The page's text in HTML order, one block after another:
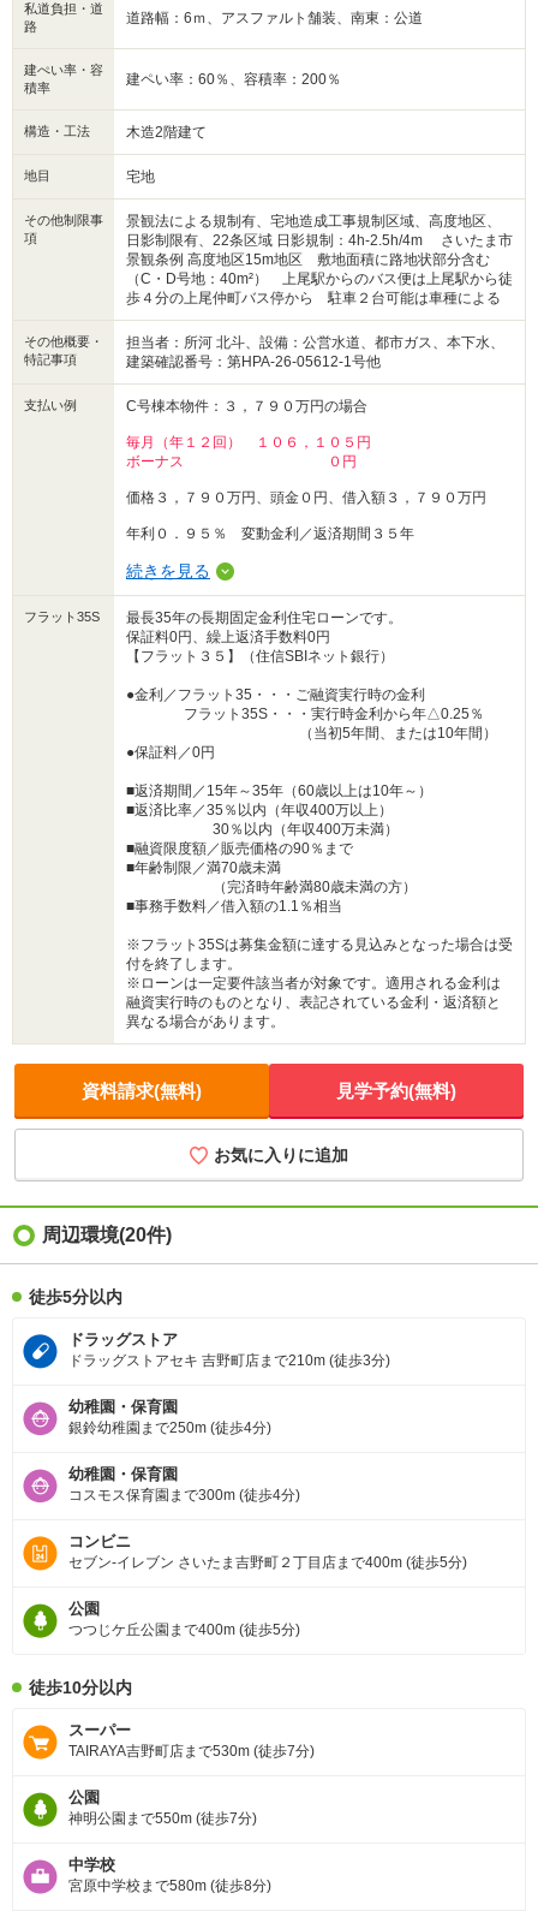
■キッズスペース、チャイルドシートもご用意しております
☆
えなどが充実したキッズスペースがございますので、ぜ
ひ、お子様もご一緒にお越し下さい。
ベビーベット有り、オムツ交換台有り、授乳スペースもご
ざいます。
～TOHOHOUSE新都心～
■JR さいたま新都心駅から徒歩１分 武蔵野銀行ビル５階
■お車でお越しの際は、商業施設「コクーン」をご利用くだ
さい、出庫時に弊社で駐車場代を清算いたします。
私道負担・道
路
道路幅：6ｍ、アスファルト舗装、南東：公道
建ぺい率・容
積率
建ペい率：60％、容積率：200％
構造・工法 木造2階建て
地目 宅地
その他制限事
項
景観法による規制有、宅地造成工事規制区域、高度地区、
日影制限有、22条区域 日影規制：4h-2.5h/4m さいたま市
景観条例 高度地区15m地区 敷地面積に路地状部分含む
（C・D号地：40m²） 上尾駅からのバス便は上尾駅から徒
歩４分の上尾仲町バス停から 駐車２台可能は車種による
その他概要・
特記事項
担当者：所河 北斗、設備：公営水道、都市ガス、本下水、
建築確認番号：第HPA-26-05612-1号他
支払い例 C号棟本物件：３，７９０万円の場合
毎月（年１２回） １０６，１０５円
ボーナス ０円
価格３，７９０万円、頭金０円、借入額３，７９０万円
年利０．９５％ 変動金利／返済期間３５年
続きを見る
フラット35S
最長35年の長期固定金利住宅ローンです。
保証料0円、繰上返済手数料0円
【フラット３５】（住信SBIネット銀行）
●金利／フラット35・・・ご融資実行時の金利
フラット35S・・・実行時金利から年△0.25％
（当初5年間、または10年間）
●保証料／0円
■返済期間／15年～35年（60歳以上は10年～）
■返済比率／35％以内（年収400万以上）
30％以内（年収400万未満）
■融資限度額／販売価格の90％まで
■年齢制限／満70歳未満
（完済時年齢満80歳未満の方）
■事務手数料／借入額の1.1％相当
※フラット35Sは募集金額に達する見込みとなった場合は受
付を終了します。
※ローンは一定要件該当者が対象です。適用される金利は
融資実行時のものとなり、表記されている金利・返済額と
異なる場合があります。
資料請求(無料) 見学予約(無料)
お気に入りに追加
周辺環境(20件)
徒歩5分以内
ドラッグストア
ドラッグストアセキ 吉野町店まで210m (徒歩3分)
幼稚園・保育園
銀鈴幼稚園まで250m (徒歩4分)
幼稚園・保育園
コスモス保育園まで300m (徒歩4分)
コンビニ
セブン-イレブン さいたま吉野町２丁目店まで400m (徒歩5分)
公園
つつじケ丘公園まで400m (徒歩5分)
徒歩10分以内
スーパー
TAIRAYA吉野町店まで530m (徒歩7分)
公園
神明公園まで550m (徒歩7分)
中学校
宮原中学校まで580m (徒歩8分)